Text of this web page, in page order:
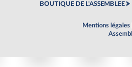
BOUTIQUE DE L'ASSEMBLEE
Mentions légales